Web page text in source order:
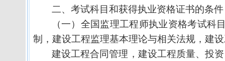
二、考试科目和获得执业资格证书的条件
（一）全国监理工程师执业资格考试
制，建设工程监理基本理论与相关法规，建
建设工程合同管理，建设工程质量、投